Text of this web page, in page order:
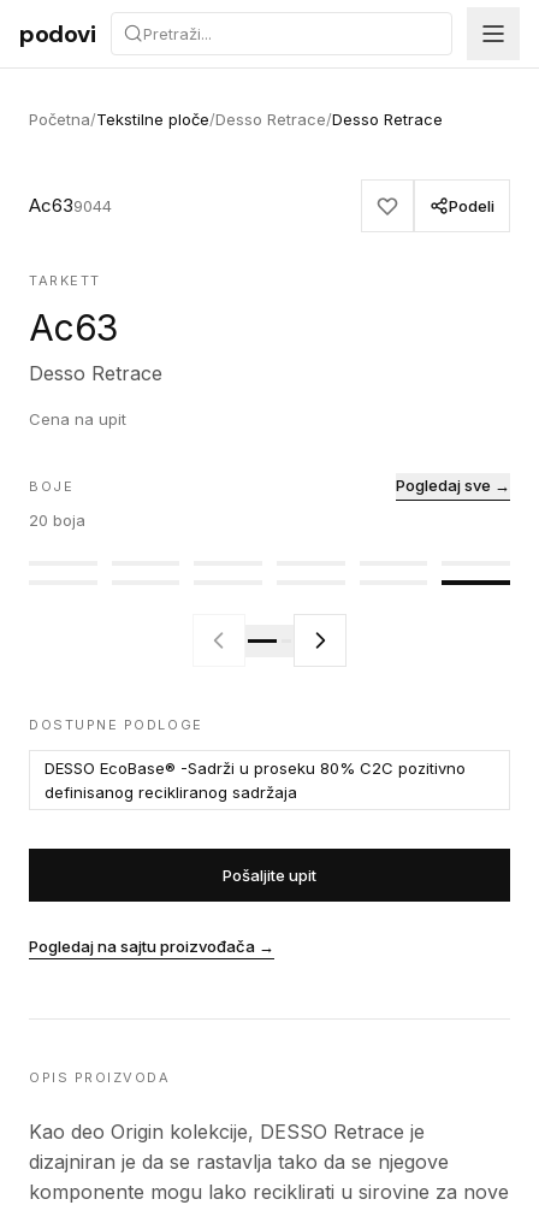
Preskoči na sadržaj
podovi
Početna/Tekstilne ploče/Desso Retrace/Desso Retrace
Ac639044 Podeli
TARKETT
Ac63
Desso Retrace
Cena na upit
BOJE
20 boja
Pogledaj sve →
DOSTUPNE PODLOGE
DESSO EcoBase® -Sadrži u proseku 80% C2C pozitivno
definisanog recikliranog sadržaja
Pošaljite upit
Pogledaj na sajtu proizvođača →
OPIS PROIZVODA
Kao deo Origin kolekcije, DESSO Retrace je
dizajniran je da se rastavlja tako da se njegove
komponente mogu lako reciklirati u sirovine za nove